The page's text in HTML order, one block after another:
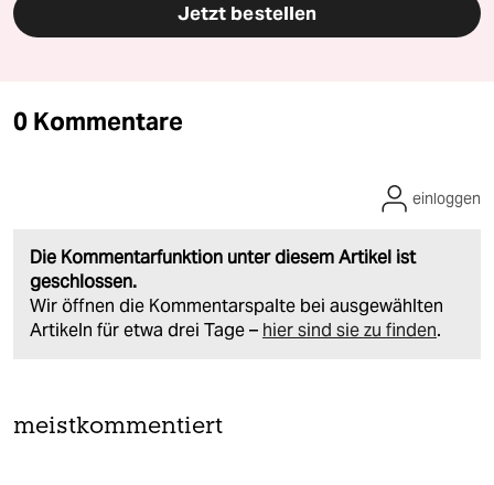
Jetzt bestellen
0 Kommentare
Die Kommentarfunktion unter diesem Artikel ist
geschlossen.
Wir öffnen die Kommentarspalte bei ausgewählten
Artikeln für etwa drei Tage – hier sind sie zu finden.
einloggen
meistkommentiert